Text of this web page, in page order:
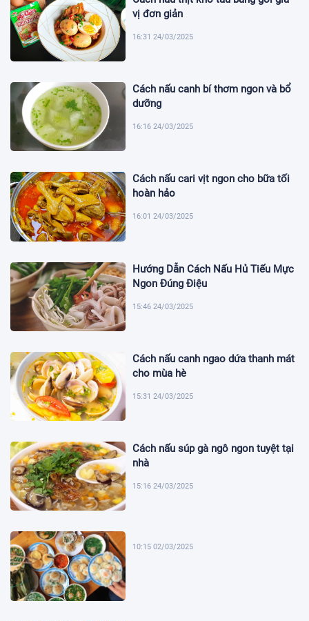
vị đơn giản
16:31 24/03/2025
Cách nấu canh bí thơm ngon và bổ
dưỡng
16:16 24/03/2025
Cách nấu cari vịt ngon cho bữa tối
hoàn hảo
16:01 24/03/2025
Hướng Dẫn Cách Nấu Hủ Tiếu Mực
Ngon Đúng Điệu
15:46 24/03/2025
Cách nấu canh ngao dứa thanh mát
cho mùa hè
15:31 24/03/2025
Cách nấu súp gà ngô ngon tuyệt tại
nhà
15:16 24/03/2025
10:15 02/03/2025